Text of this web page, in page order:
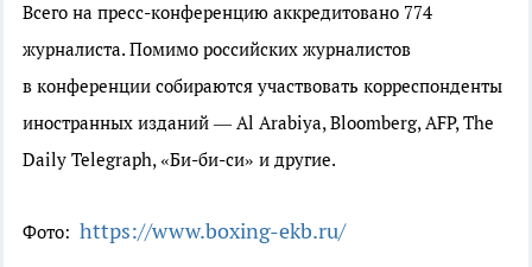
Всего на пресс-конференцию аккредитовано 774
журналиста. Помимо российских журналистов
в конференции собираются участвовать корреспонденты
иностранных изданий — Al Arabiya, Bloomberg, AFP, The
Daily Telegraph, «Би-би-си» и другие.
Фото: https://www.boxing-ekb.ru/